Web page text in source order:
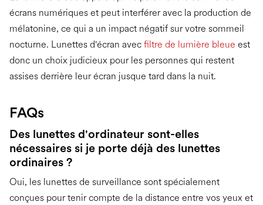
écrans numériques et peut interférer avec la production de
mélatonine, ce qui a un impact négatif sur votre sommeil
nocturne. Lunettes d'écran avec filtre de lumière bleue est
donc un choix judicieux pour les personnes qui restent
assises derrière leur écran jusque tard dans la nuit.
FAQs
Des lunettes d'ordinateur sont-elles
nécessaires si je porte déjà des lunettes
ordinaires ?
Oui, les lunettes de surveillance sont spécialement
conçues pour tenir compte de la distance entre vos yeux et